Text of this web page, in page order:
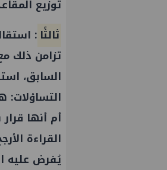
توزيع
ثالثًا :
تزامن ذلك
السابق،
أم أنها
القراءة
يُفرض عليه